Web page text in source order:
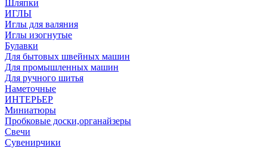
Шляпки
ИГЛЫ
Иглы для валяния
Иглы изогнутые
Булавки
Для бытовых швейных машин
Для промышленных машин
Для ручного шитья
Наметочные
ИНТЕРЬЕР
Миниатюры
Пробковые доски,органайзеры
Свечи
Сувенирчики